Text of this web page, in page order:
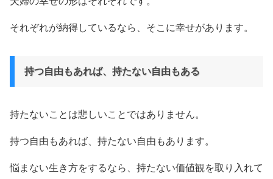
それぞれが納得しているなら、そこに幸せがあります。
持つ自由もあれば、持たない自由もある
持たないことは悲しいことではありません。
持つ自由もあれば、持たない自由もあります。
悩まない生き方をするなら、持たない価値観を取り入れて